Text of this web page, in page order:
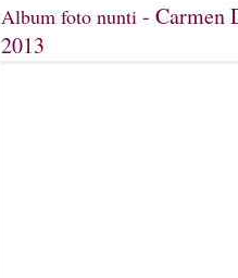
Album foto nunti - Carmen
2013